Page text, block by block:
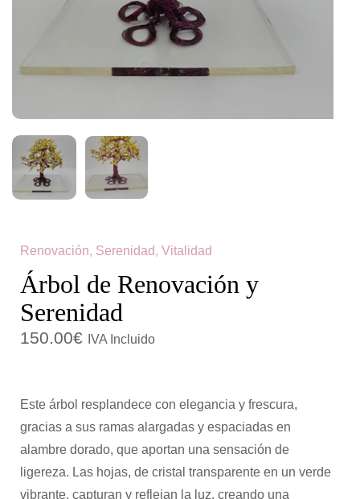
c
i
ó
d
o
Renovación, Serenidad, Vitalidad
Árbol de Renovación y
Serenidad
150.00€ IVA Incluido
Este árbol resplandece con elegancia y frescura,
gracias a sus ramas alargadas y espaciadas en
alambre dorado, que aportan una sensación de
ligereza. Las hojas, de cristal transparente en un verde
vibrante, capturan y reflejan la luz, creando una